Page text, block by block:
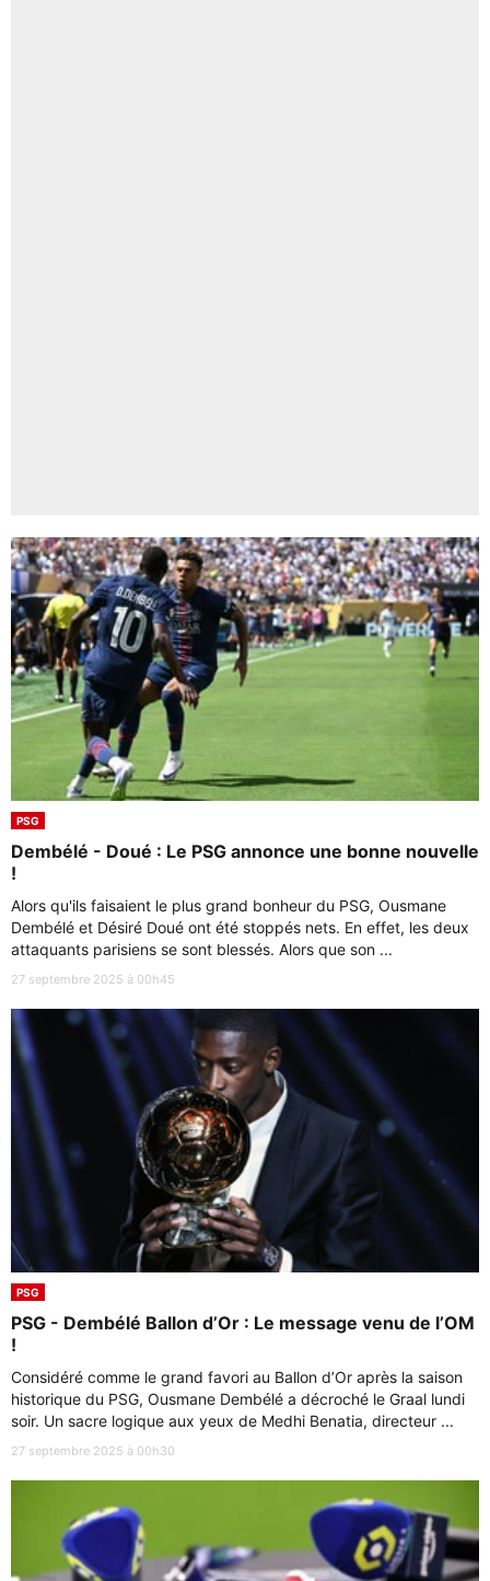
PSG
Dembélé - Doué : Le PSG annonce une bonne nouvelle
!
Alors qu'ils faisaient le plus grand bonheur du PSG, Ousmane
Dembélé et Désiré Doué ont été stoppés nets. En effet, les deux
attaquants parisiens se sont blessés. Alors que son ...
27 septembre 2025 à 00h45
PSG
PSG - Dembélé Ballon d’Or : Le message venu de l’OM
!
Considéré comme le grand favori au Ballon d’Or après la saison
historique du PSG, Ousmane Dembélé a décroché le Graal lundi
soir. Un sacre logique aux yeux de Medhi Benatia, directeur ...
27 septembre 2025 à 00h30